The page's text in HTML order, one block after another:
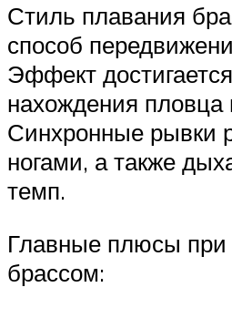
Стиль плавания
способ
Эффект
нахождения пловца
Синхронные рывки
ногами, а также
темп.
Главные плюсы при
брассом: